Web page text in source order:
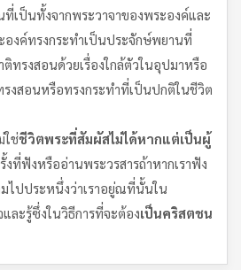
เป็นทั้งจากพระวาจาของพระองค์และ
งค์ทรงกระทำเป็นประจักษ์พยานที่
ทรงสอนด้วยเรื่องใกล้ตัวในอุปมาหรือ
รงสอนหรือทรงกระทำที่เป็นปกติในชีวิต
ใช่ชีวิตพระที่สัมผัสไม่ได้หากแต่เป็นผู้
งที่ฟังหรืออ่านพระวรสารถ้าหากเราฟัง
ไปประหนึ่งว่าเราอยู่ณที่นั้นใน
ละรู้ซึ่งในวิธีการที่จะต้องเป็นคริสตชน